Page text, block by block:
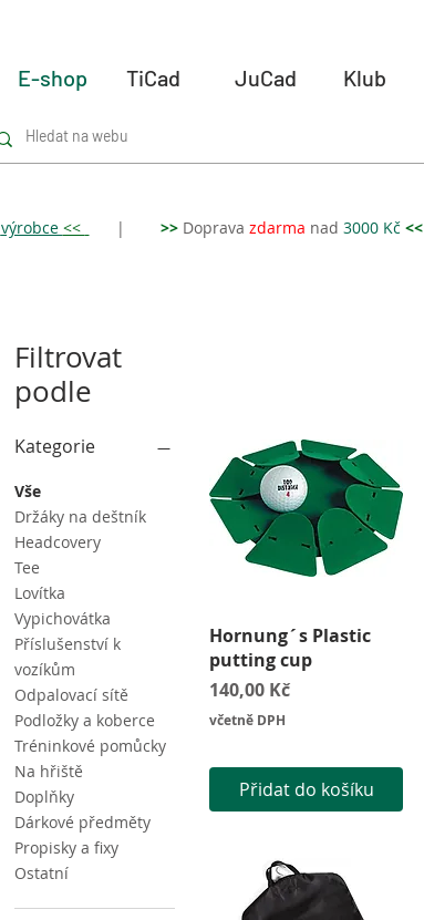
E-shop TiCad JuCad Klub
výrobce << | >> Doprava zdarma nad 3000 Kč <<
Filtrovat
podle
Kategorie
Vše
Držáky na deštník
Headcovery
Tee
Lovítka
Vypichovátka
Příslušenství k
vozíkům
Odpalovací sítě
Podložky a koberce
Tréninkové pomůcky
Na hřiště
Doplňky
Dárkové předměty
Propisky a fixy
Ostatní
Rychlý náhled
Hornung´s Plastic
putting cup
Cena
140,00 Kč
včetně DPH
Přidat do košíku